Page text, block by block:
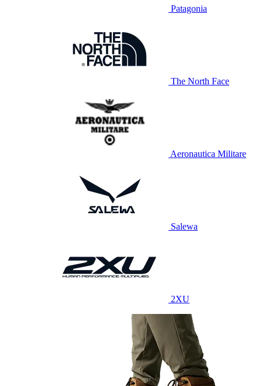
Patagonia
The North Face
Aeronautica Militare
Salewa
2XU